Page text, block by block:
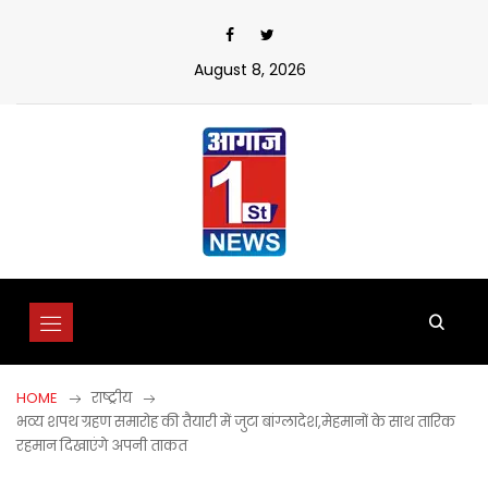
August 8, 2026
HOME
राष्ट्रीय
भव्य शपथ ग्रहण समारोह की तैयारी में जुटा बांग्लादेश,मेहमानों के साथ तारिक
रहमान दिखाएंगे अपनी ताकत